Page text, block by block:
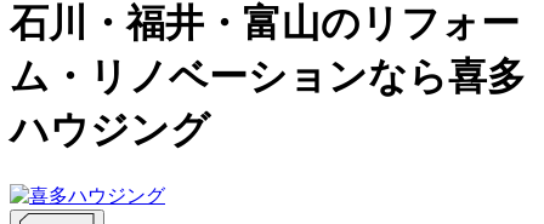
石川・福井・富山のリフォー
ム・リノベーションなら喜多
ハウジング